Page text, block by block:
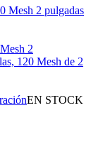
2
120 Mesh de 2
EN STOCK